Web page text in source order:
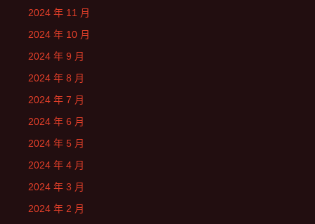
2024 年 11 月
2024 年 10 月
2024 年 9 月
2024 年 8 月
2024 年 7 月
2024 年 6 月
2024 年 5 月
2024 年 4 月
2024 年 3 月
2024 年 2 月